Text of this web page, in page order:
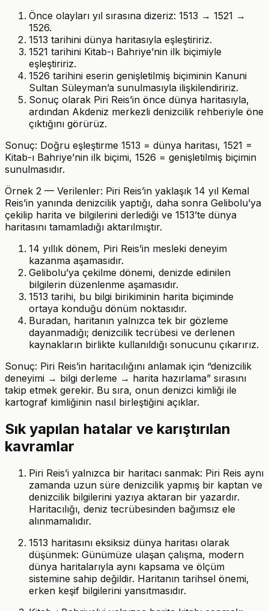
Önce olayları yıl sırasına dizeriz: 1513 → 1521 →
1526.
1513 tarihini dünya haritasıyla eşleştiririz.
1521 tarihini Kitab-ı Bahriye’nin ilk biçimiyle
eşleştiririz.
1526 tarihini eserin genişletilmiş biçiminin Kanuni
Sultan Süleyman’a sunulmasıyla ilişkilendiririz.
Sonuç olarak Piri Reis’in önce dünya haritasıyla,
ardından Akdeniz merkezli denizcilik rehberiyle öne
çıktığını görürüz.
Sonuç: Doğru eşleştirme 1513 = dünya haritası, 1521 =
Kitab-ı Bahriye’nin ilk biçimi, 1526 = genişletilmiş biçimin
sunulmasıdır.
Örnek 2 — Verilenler: Piri Reis’in yaklaşık 14 yıl Kemal
Reis’in yanında denizcilik yaptığı, daha sonra Gelibolu’ya
çekilip harita ve bilgilerini derlediği ve 1513’te dünya
haritasını tamamladığı aktarılmıştır.
14 yıllık dönem, Piri Reis’in mesleki deneyim
kazanma aşamasıdır.
Gelibolu’ya çekilme dönemi, denizde edinilen
bilgilerin düzenlenme aşamasıdır.
1513 tarihi, bu bilgi birikiminin harita biçiminde
ortaya konduğu dönüm noktasıdır.
Buradan, haritanın yalnızca tek bir gözleme
dayanmadığı; denizcilik tecrübesi ve derlenen
kaynakların birlikte kullanıldığı sonucunu çıkarırız.
Sonuç: Piri Reis’in haritacılığını anlamak için “denizcilik
deneyimi → bilgi derleme → harita hazırlama” sırasını
takip etmek gerekir. Bu sıra, onun denizci kimliği ile
kartograf kimliğinin nasıl birleştiğini açıklar.
Sık yapılan hatalar ve karıştırılan
kavramlar
Piri Reis’i yalnızca bir haritacı sanmak: Piri Reis aynı
zamanda uzun süre denizcilik yapmış bir kaptan ve
denizcilik bilgilerini yazıya aktaran bir yazardır.
Haritacılığı, deniz tecrübesinden bağımsız ele
alınmamalıdır.
1513 haritasını eksiksiz dünya haritası olarak
düşünmek: Günümüze ulaşan çalışma, modern
dünya haritalarıyla aynı kapsama ve ölçüm
sistemine sahip değildir. Haritanın tarihsel önemi,
erken keşif bilgilerini yansıtmasıdır.